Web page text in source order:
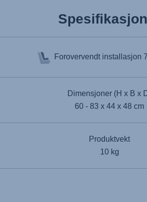
Forovervendt installasjon
Dimensjoner (H x B x
60 - 83 x 44 x 48 cm
Produktvekt
10 kg